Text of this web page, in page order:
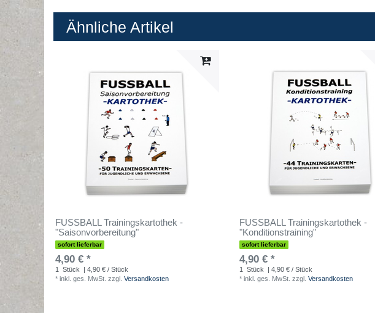
Ähnliche Artikel
FUSSBALL Trainingskartothek -
"Saisonvorbereitung"
sofort lieferbar
4,90 € *
1 Stück
| 4,90 € / Stück
* inkl. ges. MwSt. zzgl. Versandkosten
FUSSBALL Trainingskartothek -
"Konditionstraining"
sofort lieferbar
4,90 € *
1 Stück
| 4,90 € / Stück
* inkl. ges. MwSt. zzgl. Versandkosten